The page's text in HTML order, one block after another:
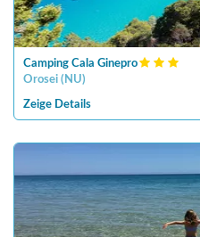
Camping Cala Ginepro
Orosei ( NU)
Zeige Details